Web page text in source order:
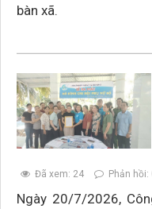
bàn xã.
Đã xem: 24
Phản hồi:
Ngày 20/7/2026,